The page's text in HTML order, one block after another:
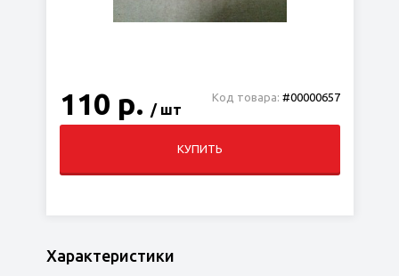
Код товара: #00000657
110 р. / шт
КУПИТЬ
Характеристики